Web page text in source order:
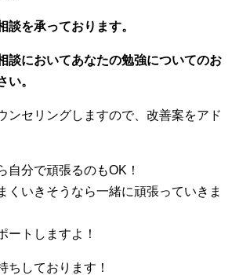
談を承っております。
談においてあなたの勉強についてのお
い。
ンセリングしますので、改善案をアド
自分で頑張るのもOK！
くいきそうなら一緒に頑張っていきま
ートしますよ！
ちしております！